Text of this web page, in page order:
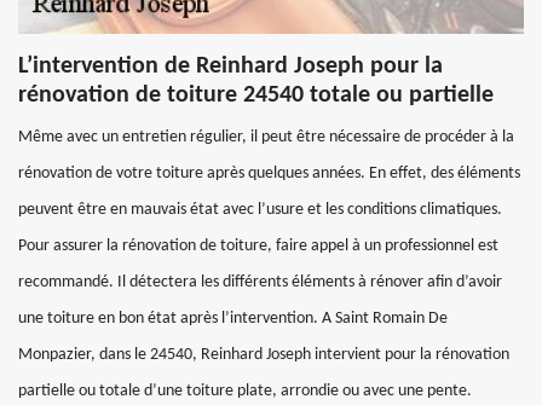
L’intervention de Reinhard Joseph pour la
rénovation de toiture 24540 totale ou partielle
Même avec un entretien régulier, il peut être nécessaire de procéder à la
rénovation de votre toiture après quelques années. En effet, des éléments
peuvent être en mauvais état avec l’usure et les conditions climatiques.
Pour assurer la rénovation de toiture, faire appel à un professionnel est
recommandé. Il détectera les différents éléments à rénover afin d’avoir
une toiture en bon état après l’intervention. A Saint Romain De
Monpazier, dans le 24540, Reinhard Joseph intervient pour la rénovation
partielle ou totale d’une toiture plate, arrondie ou avec une pente.